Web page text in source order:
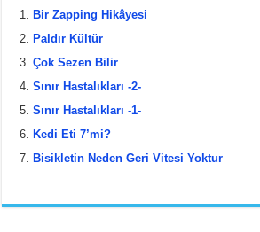
c
e
b
o
o
k
tt
er
er
Bir Zapping Hikâyesi
Paldır Kültür
Çok Sezen Bilir
Sınır Hastalıkları -2-
Sınır Hastalıkları -1-
Kedi Eti 7’mi?
Bisikletin Neden Geri Vitesi Yoktur